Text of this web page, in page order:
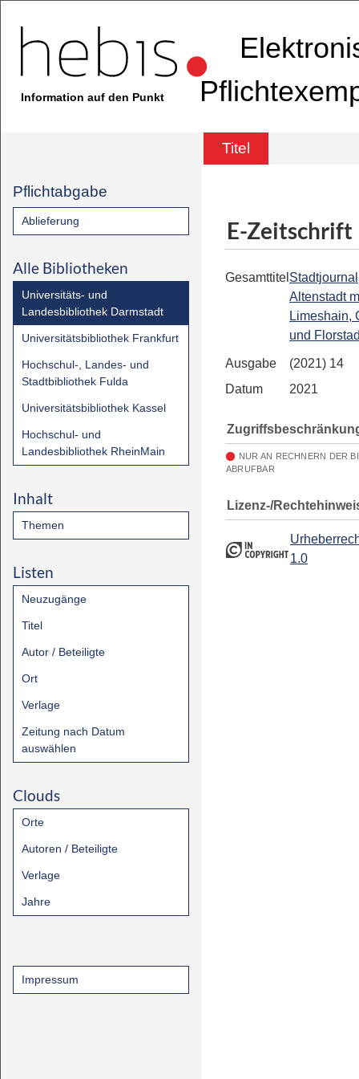
Information auf den Punkt
Titel
Pflichtabgabe
Ablieferung
Alle Bibliotheken
Universitäts- und
Landesbibliothek Darmstadt
Universitätsbibliothek Frankfurt
Hochschul-, Landes- und
Stadtbibliothek Fulda
Universitätsbibliothek Kassel
Hochschul- und
Landesbibliothek RheinMain
Inhalt
Themen
Listen
Neuzugänge
Titel
Autor / Beteiligte
Ort
Verlage
Zeitung nach Datum
auswählen
Clouds
Orte
Autoren / Beteiligte
Verlage
Jahre
Impressum
E-Zeitschrift
Gesamttitel Stadtjournal
Altenstadt
Limeshain,
und
Ausgabe
(2021) 14
Datum
2021
NUR AN RECHNERN DER
ABRUFBAR
Lizenz-/
1.0